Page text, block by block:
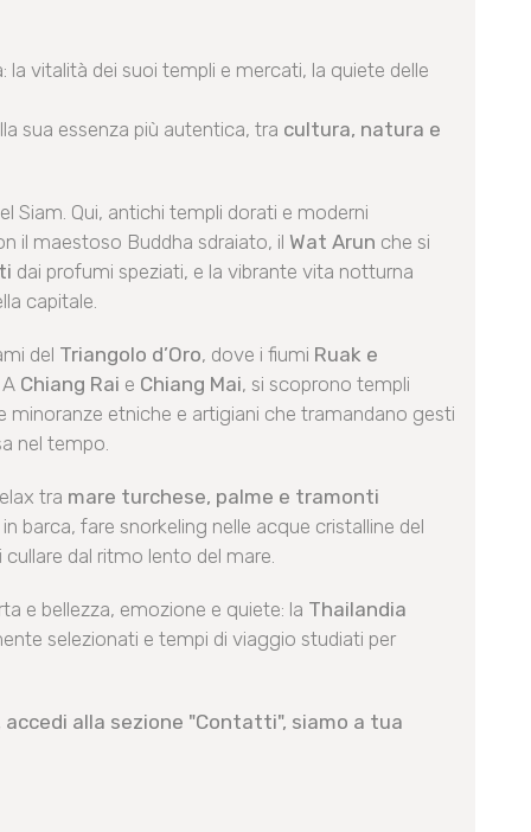
vitalità dei suoi templi e mercati, la quiete delle
sua essenza più autentica, tra cultura, natura e
Siam. Qui, antichi templi dorati e moderni
il maestoso Buddha sdraiato, il Wat Arun che si
dai profumi speziati, e la vibrante vita notturna
capitale.
del Triangolo d’Oro, dove i fiumi Ruak e
Chiang Rai e Chiang Mai, si scoprono templi
minoranze etniche e artigiani che tramandano gesti
nel tempo.
tra mare turchese, palme e tramonti
barca, fare snorkeling nelle acque cristalline del
dal ritmo lento del mare.
e bellezza, emozione e quiete: la Thailandia
selezionati e tempi di viaggio studiati per
alla sezione "Contatti", siamo a tua